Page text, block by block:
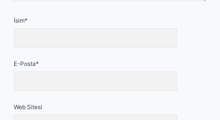
İsim*
E-Posta*
Web Sitesi